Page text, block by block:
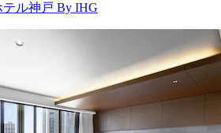
ル神戸 By IHG